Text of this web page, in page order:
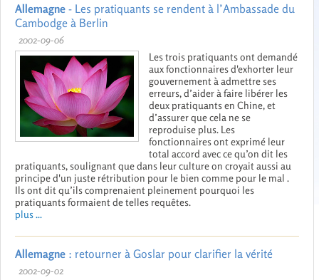
Allemagne - Les pratiquants se rendent à l’Ambassade du
Cambodge à Berlin
2002-09-06
Les trois pratiquants ont demandé
aux fonctionnaires d'exhorter leur
gouvernement à admettre ses
erreurs, d’aider à faire libérer les
deux pratiquants en Chine, et
d’assurer que cela ne se
reproduise plus. Les
fonctionnaires ont exprimé leur
total accord avec ce qu’on dit les
pratiquants, soulignant que dans leur culture on croyait aussi au
principe d'un juste rétribution pour le bien comme pour le mal .
Ils ont dit qu’ils comprenaient pleinement pourquoi les
pratiquants formaient de telles requêtes.
plus ...
Allemagne : retourner à Goslar pour clarifier la vérité
2002-09-02